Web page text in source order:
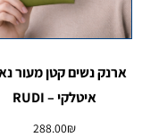
ארנק נשים קטן מעור
איטלקי – RUDI
288.00₪